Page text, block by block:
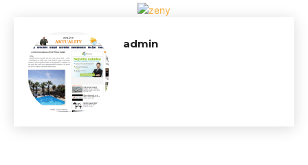
admin